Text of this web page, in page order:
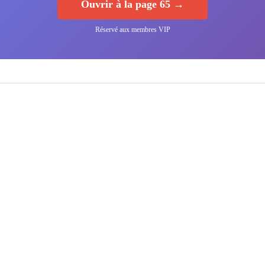
Ouvrir à la page 65 →
Réservé aux membres VIP